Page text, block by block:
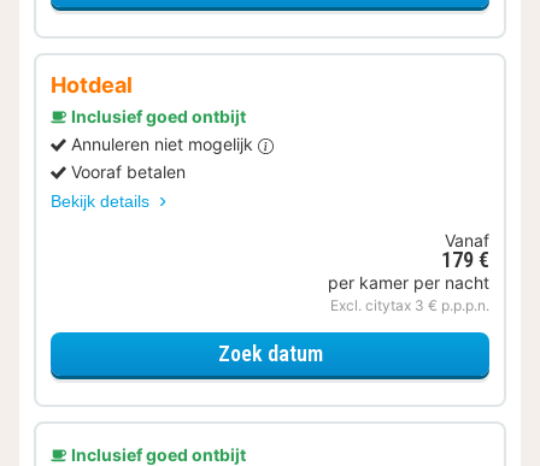
Hotdeal
Inclusief goed ontbijt
Annuleren niet mogelijk
Vooraf betalen
Bekijk details
Vanaf
179 €
per kamer per nacht
Excl. citytax 3 € p.p.p.n.
Zoek datumvoor Familiekamer
Inclusief goed ontbijt